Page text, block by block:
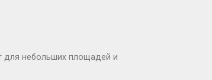
для небольших площадей и